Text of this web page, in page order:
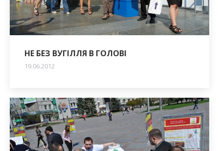
НЕ БЕЗ ВУГІЛЛЯ В ГОЛОВІ
19.06.2012